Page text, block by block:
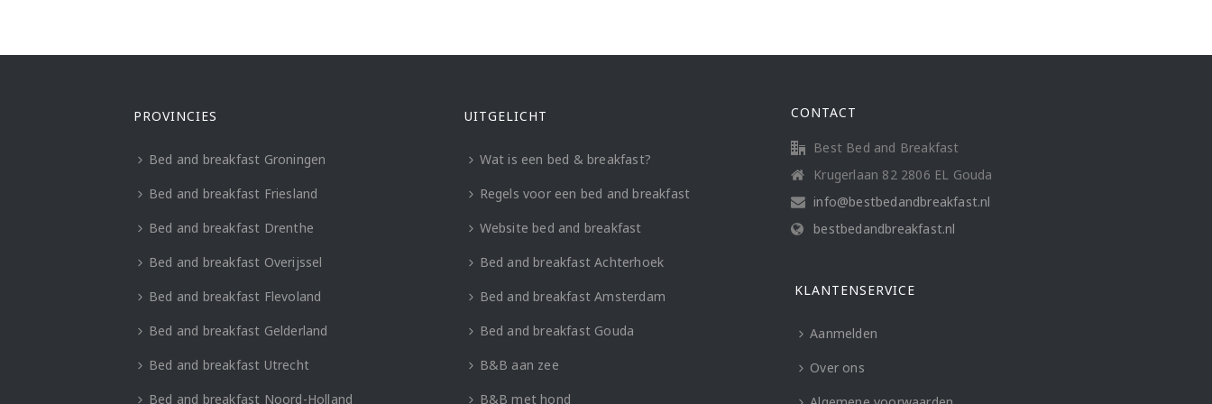
PROVINCIES
Bed and breakfast Groningen
Bed and breakfast Friesland
Bed and breakfast Drenthe
Bed and breakfast Overijssel
Bed and breakfast Flevoland
Bed and breakfast Gelderland
Bed and breakfast Utrecht
Bed and breakfast Noord-Holland
UITGELICHT
Wat is een bed & breakfast?
Regels voor een bed and breakfast
Website bed and breakfast
Bed and breakfast Achterhoek
Bed and breakfast Amsterdam
Bed and breakfast Gouda
B&B aan zee
B&B met hond
CONTACT
Best Bed and Breakfast
Krugerlaan 82 2806 EL Gouda
info@bestbedandbreakfast.nl
bestbedandbreakfast.nl
KLANTENSERVICE
Aanmelden
Over ons